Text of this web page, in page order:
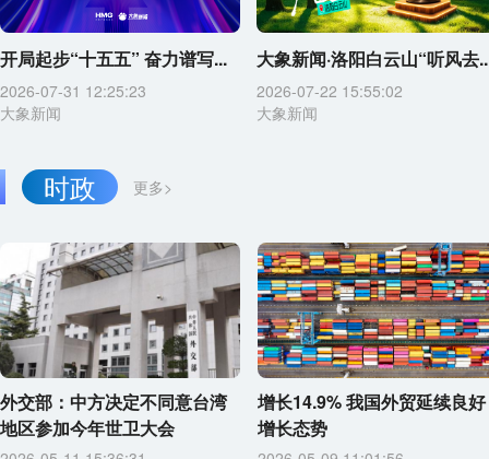
开局起步“十五五” 奋力谱写...
2026-07-31 12:25:23
大象新闻
大象新闻·洛阳白云山“听风去
2026-07-22 15:55:02
大象新闻
更多>
时政
外交部：中方决定不同意台湾
地区参加今年世卫大会
增长14.9% 我国外贸延续良好
增长态势